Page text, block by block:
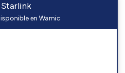
Starlink
en Wamic